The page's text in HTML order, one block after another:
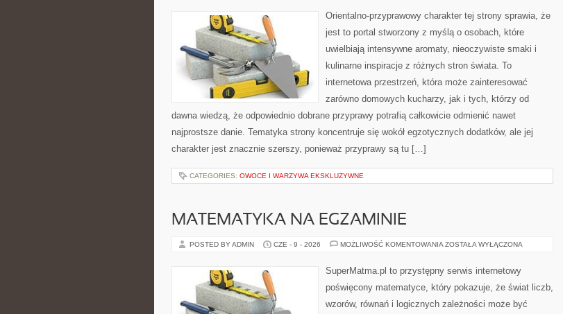
Orientalno-przyprawowy charakter tej strony sprawia, że
jest to portal stworzony z myślą o osobach, które
uwielbiają intensywne aromaty, nieoczywiste smaki i
kulinarne inspiracje z różnych stron świata. To
internetowa przestrzeń, która może zainteresować
zarówno domowych kucharzy, jak i tych, którzy od
dawna wiedzą, że odpowiednio dobrane przyprawy potrafią całkowicie odmienić nawet
najprostsze danie. Tematyka strony koncentruje się wokół egzotycznych dodatków, ale jej
charakter jest znacznie szerszy, ponieważ przyprawy są tu […]
CATEGORIES: OWOCE I WARZYWA EKSKLUZYWNE
MATEMATYKA NA EGZAMINIE
POSTED BY ADMIN CZE - 9 - 2026 MOŻLIWOŚĆ KOMENTOWANIA MATEMATYKA
ZOSTAŁA WYŁĄCZONA
SuperMatma.pl to przystępny serwis internetowy
poświęcony matematyce, który pokazuje, że świat liczb,
wzorów, równań i logicznych zależności może być